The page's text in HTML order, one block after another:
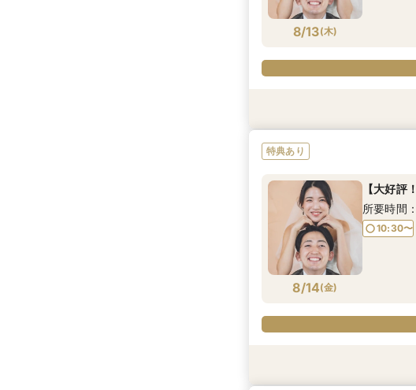
8/13(木)
8/13(木)
10:30〜
8/13(木)
10:30〜
8/13(木)
10:30〜
特典あり
8/14(金)
【大好評
所要時間
10:30〜